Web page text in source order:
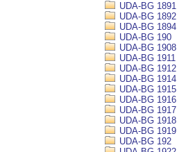
UDA-BG 1891
UDA-BG 1892
UDA-BG 1894
UDA-BG 190
UDA-BG 1908
UDA-BG 1911
UDA-BG 1912
UDA-BG 1914
UDA-BG 1915
UDA-BG 1916
UDA-BG 1917
UDA-BG 1918
UDA-BG 1919
UDA-BG 192